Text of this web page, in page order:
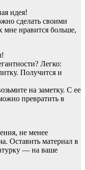
идея!
сделать своими
нравится больше,
Легко:
Получится и
на заметку. С ее
превратить в
не менее
Оставить материал в
— на ваше